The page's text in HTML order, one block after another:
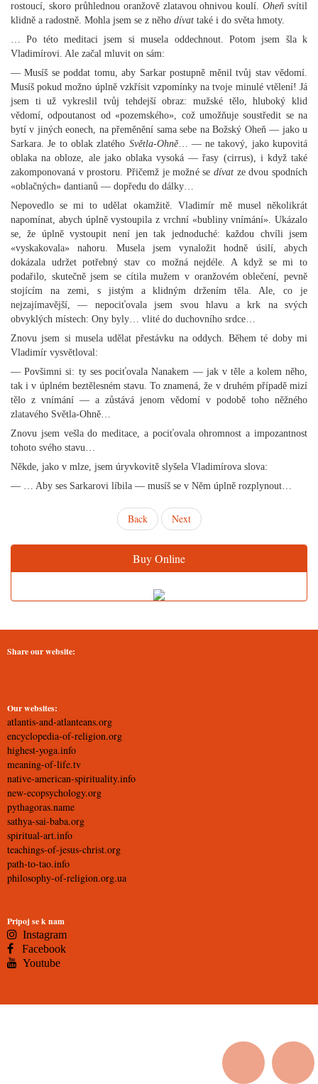
rostoucí, skoro průhlednou oranžově zlatavou ohnivou koulí.Oheň svítil
klidně a radostně. Mohla jsem se z něho dívat také i do světa hmoty.
… Po této meditaci jsem si musela oddechnout. Potom jsem šla k
Vladimírovi. Ale začal mluvit on sám:
— Musíš se poddat tomu, aby Sarkar postupně měnil tvůj stav vědomí.
Musíš pokud možno úplně vzkřísit vzpomínky na tvoje minulé vtělení! Já
jsem ti už vykreslil tvůj tehdejší obraz: mužské tělo, hluboký klid
vědomí, odpoutanost od «pozemského», což umožňuje soustředit se na
bytí v jiných eonech, na přeměnění sama sebe na Božský Oheň — jako u
Sarkara. Je to oblak zlatého Světla-Ohně… — ne takový, jako kupovitá
oblaka na obloze, ale jako oblaka vysoká — řasy (cirrus), i když také
zakomponovaná v prostoru. Přičemž je možné se dívatze dvou spodních
«oblačných» dantianů — dopředu do dálky…
Nepovedlo se mi to udělat okamžitě. Vladimír mě musel několikrát
napomínat, abych úplně vystoupila z vrchní «bubliny vnímání». Ukázalo
se, že úplně vystoupit není jen tak jednoduché: každou chvíli jsem
«vyskakovala» nahoru. Musela jsem vynaložit hodně úsilí, abych
dokázala udržet potřebný stav co možná nejdéle. A když se mi to
podařilo, skutečně jsem se cítila mužem v oranžovém oblečení, pevně
stojícím na zemi, s jistým a klidným držením těla. Ale, co je
nejzajímavější, — nepociťovala jsem svou hlavu a krk na svých
obvyklých místech: Ony byly… vlité do duchovního srdce…
Znovu jsem si musela udělat přestávku na oddych. Během té doby mi
Vladimír vysvětloval:
— Povšimni si: ty ses pociťovala Nanakem — jak v těle a kolem něho,
tak i v úplném beztělesném stavu. To znamená, že v druhém případě mizí
tělo z vnímání — a zůstává jenom vědomí v podobě toho něžného
zlatavého Světla-Ohně…
Znovu jsem vešla do meditace, a pociťovala ohromnost a impozantnost
tohoto svého stavu…
Někde, jako v mlze, jsem úryvkovitě slyšela Vladimírova slova:
— … Aby ses Sarkarovi líbila — musíš se v Něm úplně rozplynout…
Back Next
Buy Online
Share our website:
Our websites:
atlantis-and-atlanteans.org
encyclopedia-of-religion.org
highest-yoga.info
meaning-of-life.tv
native-american-spirituality.info
new-ecopsychology.org
pythagoras.name
sathya-sai-baba.org
spiritual-art.info
teachings-of-jesus-christ.org
path-to-tao.info
philosophy-of-religion.org.ua
Pripoj se k nam
Instagram
Facebook
Youtube